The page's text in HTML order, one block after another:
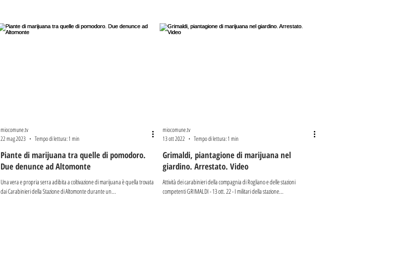
Piante di marijuana tra quelle di pomodoro.
Due denunce ad Altomonte
Una vera e propria serra adibita a coltivazione di marijuana è quella trovata
dai Carabinieri della Stazione di Altomonte durante un...
miocomune.tv
22 mag 2023
Tempo di lettura: 1 min
Grimaldi, piantagione di marijuana nel
giardino. Arrestato. Video
Attività dei carabinieri della compagnia di Rogliano e delle stazioni
competenti GRIMALDI - 13 ott. 22 - I militari della stazione...
miocomune.tv
13 ott 2022
Tempo di lettura: 1 min